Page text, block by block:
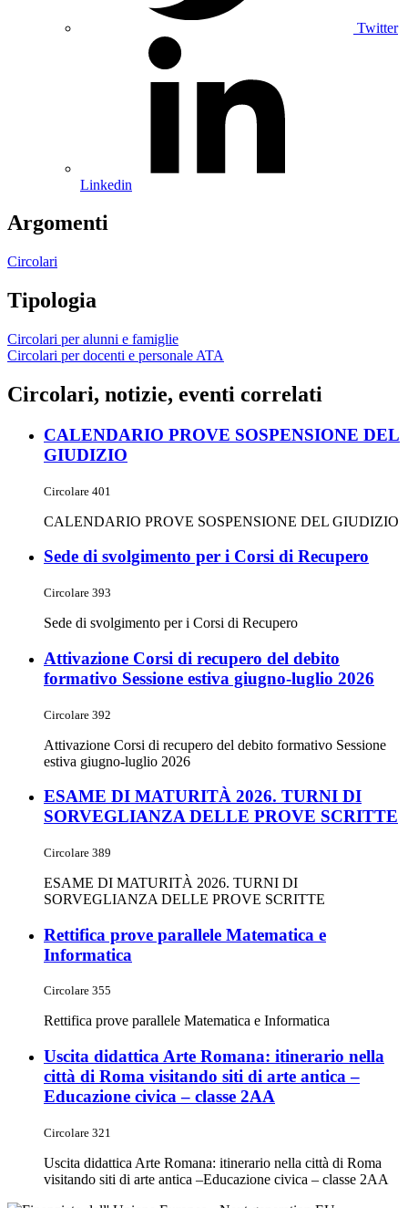
Twitter
Linkedin
Argomenti
Circolari
Tipologia
Circolari per alunni e famiglie
Circolari per docenti e personale ATA
Circolari, notizie, eventi correlati
CALENDARIO PROVE SOSPENSIONE DEL
GIUDIZIO
Circolare 401
CALENDARIO PROVE SOSPENSIONE DEL GIUDIZIO
Sede di svolgimento per i Corsi di Recupero
Circolare 393
Sede di svolgimento per i Corsi di Recupero
Attivazione Corsi di recupero del debito
formativo Sessione estiva giugno-luglio 2026
Circolare 392
Attivazione Corsi di recupero del debito formativo Sessione
estiva giugno-luglio 2026
ESAME DI MATURITÀ 2026. TURNI DI
SORVEGLIANZA DELLE PROVE SCRITTE
Circolare 389
ESAME DI MATURITÀ 2026. TURNI DI
SORVEGLIANZA DELLE PROVE SCRITTE
Rettifica prove parallele Matematica e
Informatica
Circolare 355
Rettifica prove parallele Matematica e Informatica
Uscita didattica Arte Romana: itinerario nella
città di Roma visitando siti di arte antica –
Educazione civica – classe 2AA
Circolare 321
Uscita didattica Arte Romana: itinerario nella città di Roma
visitando siti di arte antica –Educazione civica – classe 2AA